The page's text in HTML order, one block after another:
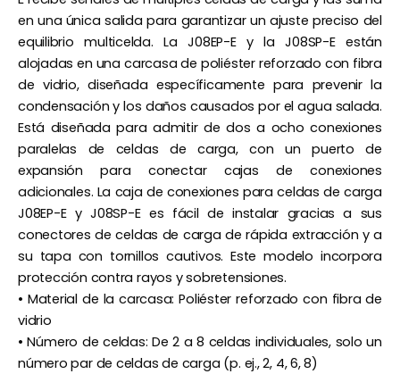
en una única salida para garantizar un ajuste preciso del
equilibrio multicelda. La J08EP-E y la J08SP-E están
alojadas en una carcasa de poliéster reforzado con fibra
de vidrio, diseñada específicamente para prevenir la
condensación y los daños causados ​​por el agua salada.
Está diseñada para admitir de dos a ocho conexiones
paralelas de celdas de carga, con un puerto de
expansión para conectar cajas de conexiones
adicionales. La caja de conexiones para celdas de carga
J08EP-E y J08SP-E es fácil de instalar gracias a sus
conectores de celdas de carga de rápida extracción y a
su tapa con tornillos cautivos. Este modelo incorpora
protección contra rayos y sobretensiones.
• Material de la carcasa: Poliéster reforzado con fibra de
vidrio
• Número de celdas: De 2 a 8 celdas individuales, solo un
número par de celdas de carga (p. ej., 2, 4, 6, 8)